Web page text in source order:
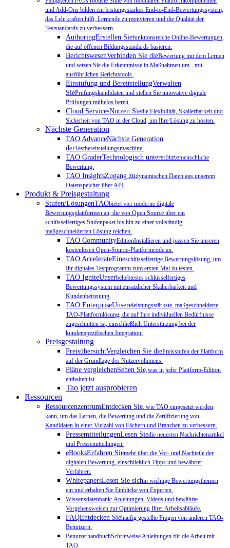
und Add-Ons bilden ein leistungsstarkes End-to-End-Bewertungssystem,
das Lehrkräften hilft, Lernende zu motivieren und die Qualität der
Teststandards zu verbessern.
AuthoringErstellen Siefunktionsreiche Online-Bewertungen,
die auf offenen Bildungsstandards basieren.
BerichtswesenVerbinden Sie dieBewertung mit dem Lernen
und setzen Sie die Erkenntnisse in Maßnahmen um - mit
ausführlichen Berichtstools.
Einstufung und BereitstellungVerwalten
SiePrüfungskandidaten und stellen Sie innovative digitale
Prüfungen mühelos bereit.
Cloud ServicesNutzen Siedie Flexibilität, Skalierbarkeit und
Sicherheit von TAO in der Cloud, um Ihre Lösung zu hosten.
Nächste Generation
TAO AdvanceNächste Generation
derTestbereitstellungsmaschine.
TAO GraderTechnologisch unterstütztemenschliche
Bewertung.
TAO InsightsZugang zudynamischen Daten aus unserem
Datenspeicher über API.
Produkt & Preisgestaltung
Stufen/LösungenTAObietet vier moderne digitale
Bewertungsplattformen an, die von Open Source über ein
schlüsselfertiges Stufenpaket bis hin zu einer vollständig
maßgeschneiderten Lösung reichen.
TAO CommunityEditionInstallieren und passen Sie unseren
kostenlosen Open-Source-Plattformcode an.
TAO AccelerateEineschlüsselfertige Bewertungslösung, um
Ihr digitales Testprogramm zum ersten Mal zu testen.
TAO IgniteUnserbeliebtestes schlüsselfertiges
Bewertungssystem mit zusätzlicher Skalierbarkeit und
Kundenbetreuung.
TAO EnterpriseUnsereleistungsstärkste, maßgeschneiderte
TAO-Plattformlösung, die auf Ihre individuellen Bedürfnisse
zugeschnitten ist, einschließlich Unterstützung bei der
kundenspezifischen Integration.
Preisgestaltung
PreisübersichtVergleichen Sie diePreisstufen der Plattform
auf der Grundlage des Nutzervolumens.
Pläne vergleichenSehen Sie,was in jeder Plattform-Edition
enthalten ist.
Tao jetzt ausprobieren
Ressourcen
RessourcenzentrumEntdecken Sie, wie TAO eingesetzt werden
kann, um das Lernen, die Bewertung und die Zertifizierung von
Kandidaten in einer Vielzahl von Fächern und Branchen zu verbessern.
PressemitteilungenLesen Siedie neuesten Nachrichtenartikel
und Pressemitteilungen.
eBooksErfahren Siemehr über die Vor- und Nachteile der
digitalen Bewertung, einschließlich Tipps und bewährter
Verfahren.
WhitepapersLesen Sie sichin wichtige Bewertungsthemen
ein und erhalten Sie Einblicke von Experten.
Wissensdatenbank: Anleitungen, Videos und bewährte
Vorgehensweisen zur Optimierung Ihrer Arbeitsabläufe.
FAQEntdecken Siehäufig gestellte Fragen von anderen TAO-
Benutzern.
BenutzerhandbuchSchrittweise Anleitungen für die Arbeit mit
TAO.